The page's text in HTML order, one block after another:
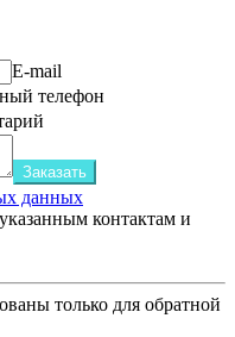
E-mail
телефон
Заказать
данных
контактам и
только для обратной